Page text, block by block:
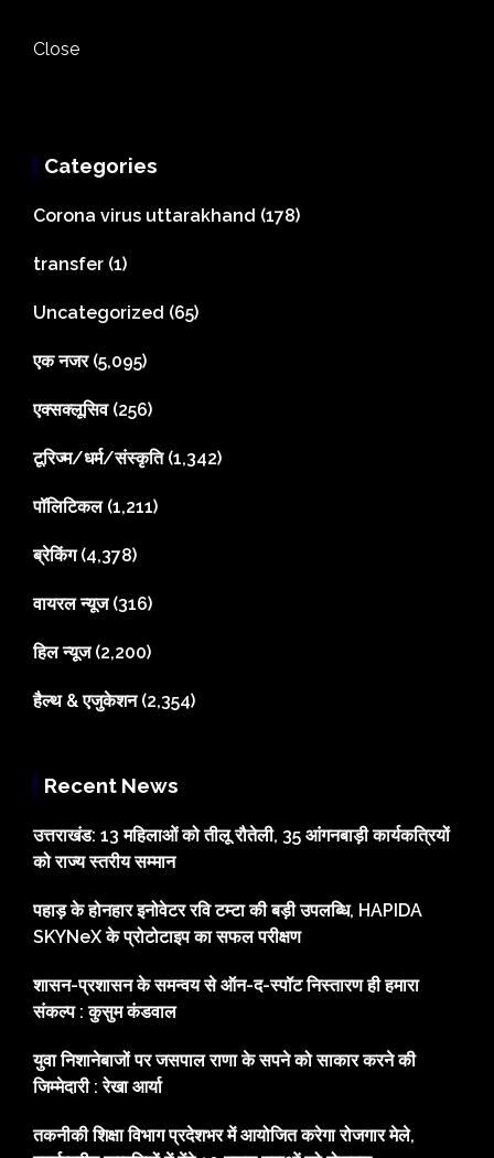
Close
Categories
Corona virus uttarakhand (178)
transfer (1)
Uncategorized (65)
एक नजर(5,095)
एक्सक्लूसिव(256)
टूरिज्म/धर्म/संस्कृति(1,342)
पॉलिटिकल(1,211)
ब्रेकिंग(4,378)
वायरल न्यूज(316)
हिल न्यूज(2,200)
हैल्थ & एजुकेशन(2,354)
Recent News
उत्तराखंड: 13 महिलाओं को तीलू रौतेली, 35 आंगनबाड़ी कार्यकत्रियों
को राज्य स्तरीय सम्मान
पहाड़ के होनहार इनोवेटर रवि टम्टा की बड़ी उपलब्धि, HAPIDA
SKYNeX के प्रोटोटाइप का सफल परीक्षण
शासन-प्रशासन के समन्वय से ऑन-द-स्पॉट निस्तारण ही हमारा
संकल्प : कुसुम कंडवाल
युवा निशानेबाजों पर जसपाल राणा के सपने को साकार करने की
जिम्मेदारी : रेखा आर्या
तकनीकी शिक्षा विभाग प्रदेशभर में आयोजित करेगा रोजगार मेले,